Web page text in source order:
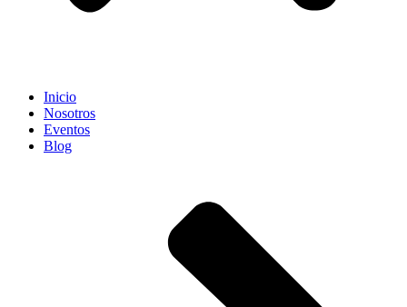
Inicio
Nosotros
Eventos
Blog